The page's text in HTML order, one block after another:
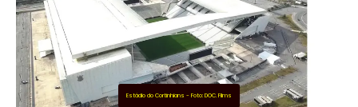
Estádio do Cortinhians - Foto: DOC. Films